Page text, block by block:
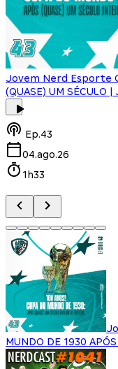
Jovem Nerd Esporte
(QUASE) UM SÉCULO |
Ep.43
04.ago.26
1h33
MUNDO DE 1930